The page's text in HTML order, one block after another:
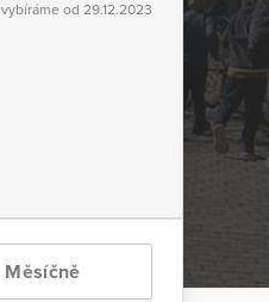
vybíráme od 29.12.2023
Měsíčně